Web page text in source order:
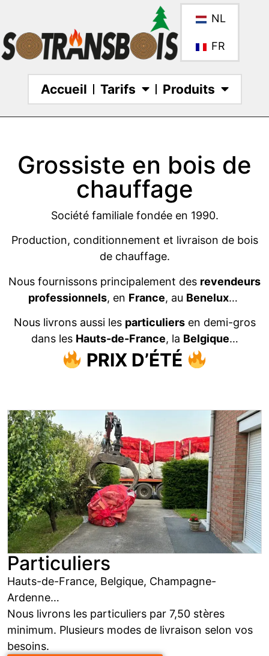
NL
FR
Accueil Tarifs Produits
Grossiste en bois de
chauffage
Société familiale fondée en 1990.
Production, conditionnement et livraison de bois
de chauffage.
Nous fournissons principalement des revendeurs
professionnels, en France, au Benelux…
Nous livrons aussi les particuliersen demi-gros
dans les Hauts-de-France, la Belgique…
PRIX D’ÉTÉ
Particuliers
Hauts-de-France, Belgique, Champagne-
Ardenne…
Nous livrons les particuliers par 7,50 stères
minimum. Plusieurs modes de livraison selon vos
besoins.